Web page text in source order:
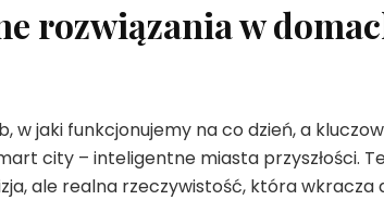
rozwiązania w
w jaki funkcjonujemy na co dzień, a
city – inteligentne miasta przyszłości.
ale realna rzeczywistość, która wkracza